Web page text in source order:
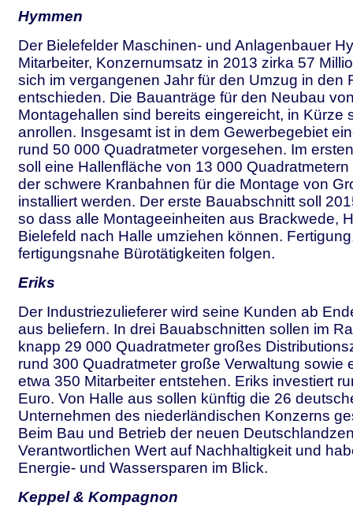
Hymmen
Der Bielefelder Maschinen- und Anlagenbauer
Mitarbeiter, Konzernumsatz in 2013 zirka 57
sich im vergangenen Jahr für den Umzug in den
entschieden. Die Bauanträge für den Neubau
Montagehallen sind bereits eingereicht, in Kürze
anrollen. Insgesamt ist in dem Gewerbegebiet
rund 50 000 Quadratmeter vorgesehen. Im
soll eine Hallenfläche von 13 000
der schwere Kranbahnen für die Montage von
installiert werden. Der erste Bauabschnitt soll
so dass alle Montageeinheiten aus Brackwede,
Bielefeld nach Halle umziehen können.
fertigungsnahe Bürotätigkeiten folgen.
Eriks
Der Industriezulieferer wird seine Kunden ab
aus beliefern. In drei Bauabschnitten sollen im
knapp 29 000 Quadratmeter großes
rund 300 Quadratmeter große Verwaltung sowie
etwa 350 Mitarbeiter entstehen. Eriks investiert
Euro. Von Halle aus sollen künftig die 26
Unternehmen des niederländischen Konzerns
Beim Bau und Betrieb der neuen
Verantwortlichen Wert auf Nachhaltigkeit und
Energie- und Wassersparen im Blick.
Keppel & Kompagnon